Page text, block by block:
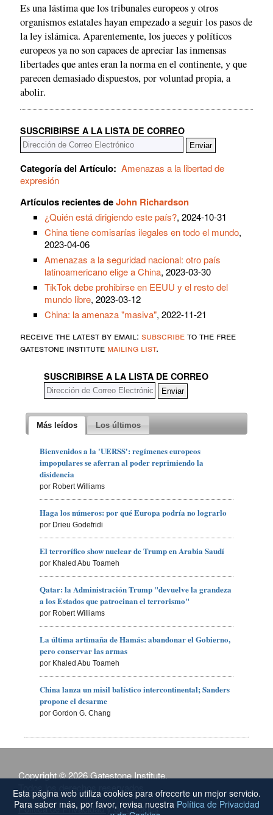
Es una lástima que los tribunales europeos y otros
organismos estatales hayan empezado a seguir los pasos de
la ley islámica. Aparentemente, los jueces y políticos
europeos ya no son capaces de apreciar las inmensas
libertades que antes eran la norma en el continente, y que
parecen demasiado dispuestos, por voluntad propia, a
abolir.
SUSCRIBIRSE A LA LISTA DE CORREO
Categoría del Artículo: Amenazas a la libertad de
expresión
Artículos recientes deJohn Richardson
¿Quién está dirigiendo este país?, 2024-10-31
China tiene comisarías ilegales en todo el mundo,
2023-04-06
Amenazas a la seguridad nacional: otro país
latinoamericano elige a China, 2023-03-30
TikTok debe prohibirse en EEUU y el resto del
mundo libre, 2023-03-12
China: la amenaza "masiva", 2022-11-21
receive the latest by email: subscribeto the free
gatestone institute mailing list.
SUSCRIBIRSE A LA LISTA DE CORREO
Más leídos Los últimos
Bienvenidos a la 'UERSS': regímenes europeos
impopulares se aferran al poder reprimiendo la
disidencia
por Robert Williams
Haga los números: por qué Europa podría no lograrlo
por Drieu Godefridi
El terrorífico show nuclear de Trump en Arabia Saudí
por Khaled Abu Toameh
Qatar: la Administración Trump "devuelve la grandeza
a los Estados que patrocinan el terrorismo"
por Robert Williams
La última artimaña de Hamás: abandonar el Gobierno,
pero conservar las armas
por Khaled Abu Toameh
China lanza un misil balístico intercontinental; Sanders
propone el desarme
por Gordon G. Chang
Copyright © 2026 Gatestone Institute.
Todos los derechos reservados.
Política de Privacidad y de Cookies
Esta página web utiliza cookies para ofrecerte un mejor servicio.
Para saber más, por favor, revisa nuestra Política de Privacidad